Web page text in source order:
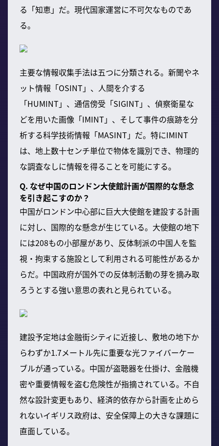
る「知恵」だ。現代国家運営に不可欠なものであ
る。
主要な情報収集手法は五つに分類される。新聞やネ
ット情報「OSINT」、人間を介する
「HUMINT」、通信傍受「SIGINT」、偵察衛星な
どを用いた画像「IMINT」、そして事件の痕跡を分
析する科学技術情報「MASINT」だ。特にIMINT
は、地上数十センチ単位で物体を識別でき、物理的
な調査なしに情報を得ることを可能にする。
Q. なぜ中国のロンドン大使館計画が国際的な懸念
を引き起こすのか？
中国がロンドン中心部に巨大大使館を建設する計画
に対し、国際的な懸念が生じている。大使館の地下
には208もの小部屋があり、反体制派の中国人を監
視・拘束する施設として利用される可能性があるか
らだ。中国政府が国外での反体制活動の芽を摘み取
ろうとする強い意思の表れと見られている。
建設予定地は金融街シティに近接し、敷地の地下か
らわずか1.7メートル先に重要な光ファイバーケー
ブルが通っている。中国が盗聴器を仕掛け、金融機
密や重要情報を盗む危険性が指摘されている。不自
然な設計変更もあり、経済的依存から計画を止めら
れないイギリス政府は、安全保障上の大きな課題に
直面している。